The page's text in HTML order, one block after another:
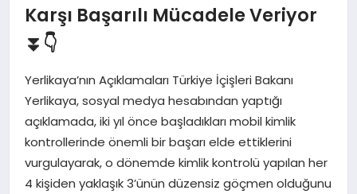
MAGAZIN
SAĞLIK
SIYASET
SPOR
Karşı Başarılı Mücadele Veriyor
⏬👇
Yerlikaya’nın Açıklamaları Türkiye İçişleri Bakanı
Yerlikaya, sosyal medya hesabından yaptığı
açıklamada, iki yıl önce başladıkları mobil kimlik
kontrollerinde önemli bir başarı elde ettiklerini
vurgulayarak, o dönemde kimlik kontrolü yapılan her
4 kişiden yaklaşık 3’ünün düzensiz göçmen olduğunu